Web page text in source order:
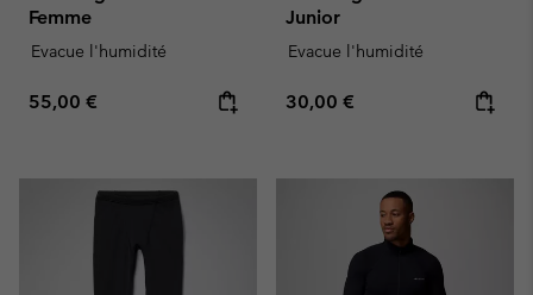
Femme
Evacue l'humidité
Regular price:
55,00 €
Junior
Evacue l'humidité
Regular price:
30,00 €